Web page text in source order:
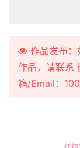
作品发布：
作品，请联系
箱/Email：